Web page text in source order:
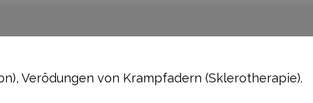
Verödungen von Krampfadern (Sklerotherapie).